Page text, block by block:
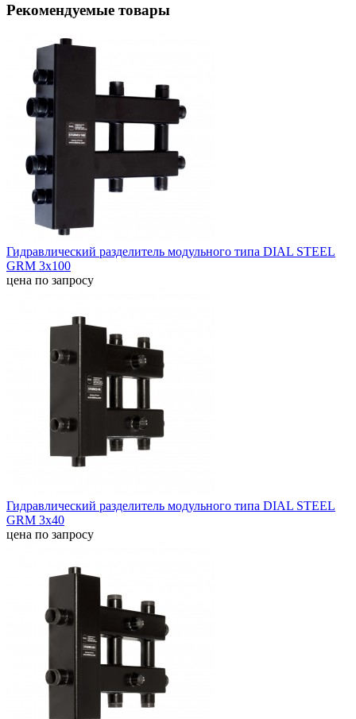
Рекомендуемые товары
Гидравлический разделитель модульного типа DIAL STEEL
GRM 3x100
цена по запросу
Гидравлический разделитель модульного типа DIAL STEEL
GRM 3x40
цена по запросу